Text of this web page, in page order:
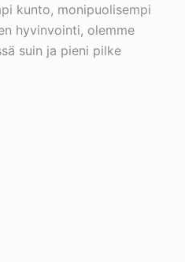
kunto, monipuolisempi
hyvinvointi, olemme
suin ja pieni pilke